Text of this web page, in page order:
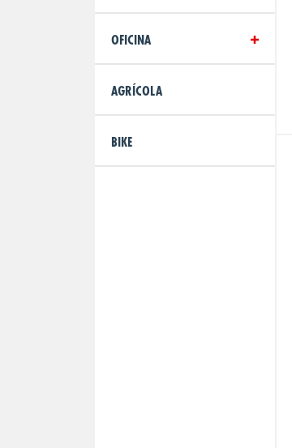
OFICINA
AGRÍCOLA
BIKE